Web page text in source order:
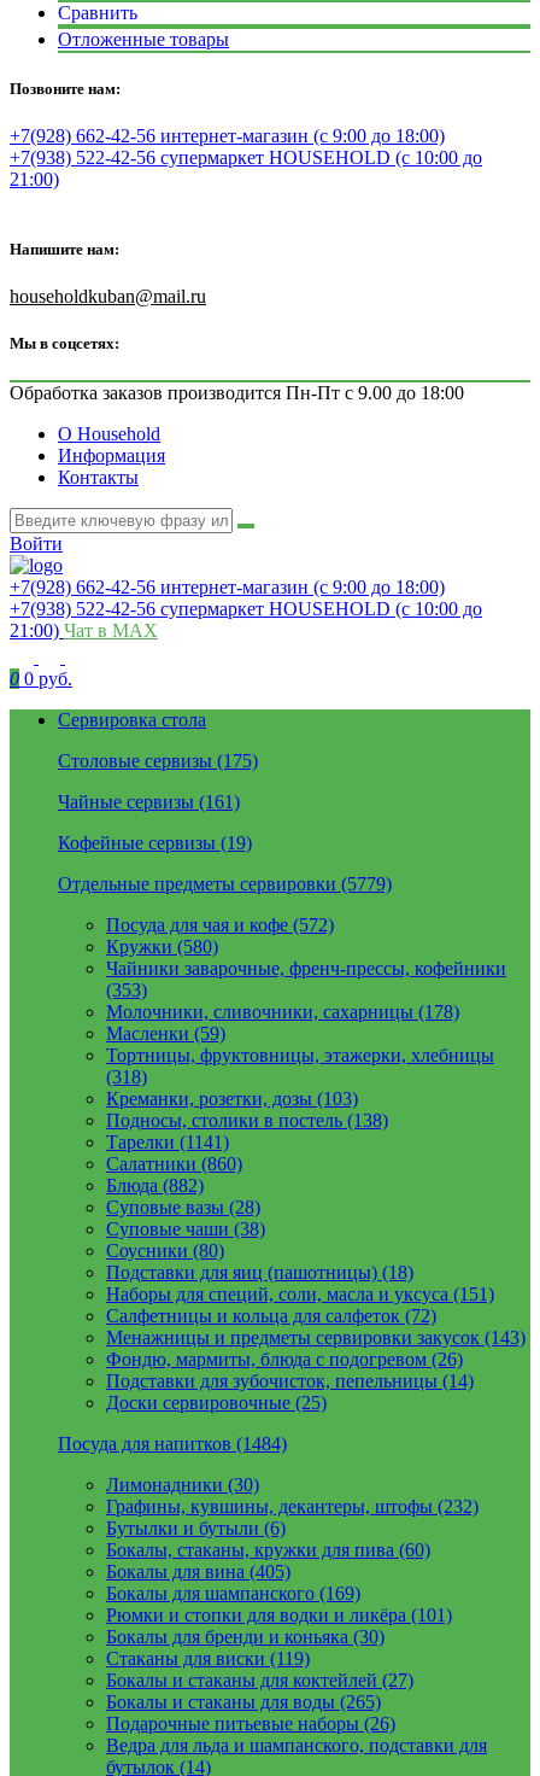
Сравнить
Отложенные товары
Позвоните нам:
+7(928) 662-42-56 интернет-магазин (с 9:00 до 18:00)
+7(938) 522-42-56 супермаркет HOUSEHOLD (с 10:00 до
21:00)
Напишите нам:
householdkuban@mail.ru
Мы в соцсетях:
Обработка заказов производится Пн-Пт с 9.00 до 18:00
О Household
Информация
Контакты
Войти
+7(928) 662-42-56 интернет-магазин (с 9:00 до 18:00)
+7(938) 522-42-56 супермаркет HOUSEHOLD (с 10:00 до
21:00) Чат в MAX
0 0 руб.
Сервировка стола
Столовые сервизы (175)
Чайные сервизы (161)
Кофейные сервизы (19)
Отдельные предметы сервировки (5779)
Посуда для чая и кофе (572)
Кружки (580)
Чайники заварочные, френч-прессы, кофейники
(353)
Молочники, сливочники, сахарницы (178)
Масленки (59)
Тортницы, фруктовницы, этажерки, хлебницы
(318)
Креманки, розетки, дозы (103)
Подносы, столики в постель (138)
Тарелки (1141)
Салатники (860)
Блюда (882)
Суповые вазы (28)
Суповые чаши (38)
Соусники (80)
Подставки для яиц (пашотницы) (18)
Наборы для специй, соли, масла и уксуса (151)
Салфетницы и кольца для салфеток (72)
Менажницы и предметы сервировки закусок (143)
Фондю, мармиты, блюда с подогревом (26)
Подставки для зубочисток, пепельницы (14)
Доски сервировочные (25)
Посуда для напитков (1484)
Лимонадники (30)
Графины, кувшины, декантеры, штофы (232)
Бутылки и бутыли (6)
Бокалы, стаканы, кружки для пива (60)
Бокалы для вина (405)
Бокалы для шампанского (169)
Рюмки и стопки для водки и ликёра (101)
Бокалы для бренди и коньяка (30)
Стаканы для виски (119)
Бокалы и стаканы для коктейлей (27)
Бокалы и стаканы для воды (265)
Подарочные питьевые наборы (26)
Ведра для льда и шампанского, подставки для
бутылок (14)